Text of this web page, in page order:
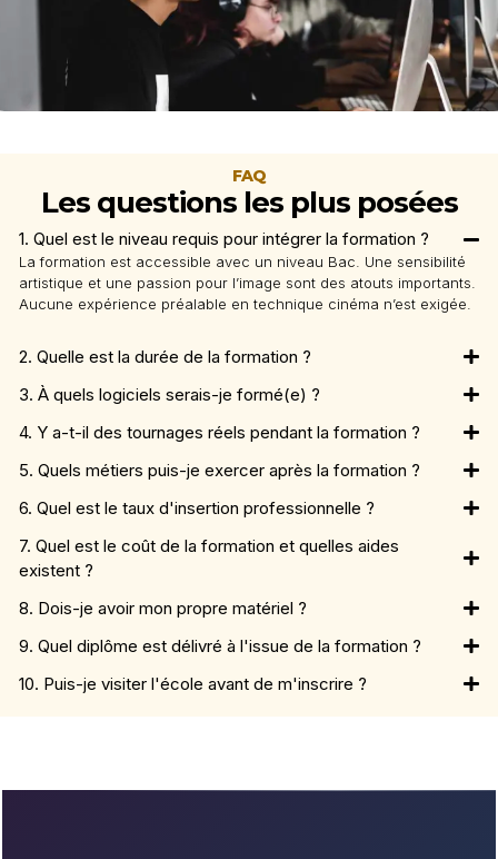
FAQ
Les questions les plus posées
1. Quel est le niveau requis pour intégrer la formation ?
La formation est accessible avec un niveau Bac. Une sensibilité
artistique et une passion pour l’image sont des atouts importants.
Aucune expérience préalable en technique cinéma n’est exigée.
2. Quelle est la durée de la formation ?
3. À quels logiciels serais-je formé(e) ?
4. Y a-t-il des tournages réels pendant la formation ?
5. Quels métiers puis-je exercer après la formation ?
6. Quel est le taux d'insertion professionnelle ?
7. Quel est le coût de la formation et quelles aides
existent ?
8. Dois-je avoir mon propre matériel ?
9. Quel diplôme est délivré à l'issue de la formation ?
10. Puis-je visiter l'école avant de m'inscrire ?